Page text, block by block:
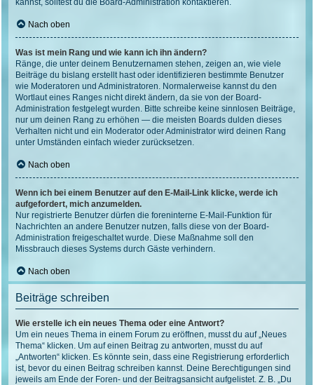
kannst, solltest du die Board-Administration kontaktieren.
Nach oben
Was ist mein Rang und wie kann ich ihn ändern?
Ränge, die unter deinem Benutzernamen stehen, zeigen an, wie viele
Beiträge du bislang erstellt hast oder identifizieren bestimmte Benutzer
wie Moderatoren und Administratoren. Normalerweise kannst du den
Wortlaut eines Ranges nicht direkt ändern, da sie von der Board-
Administration festgelegt wurden. Bitte schreibe keine sinnlosen Beiträge,
nur um deinen Rang zu erhöhen — die meisten Boards dulden dieses
Verhalten nicht und ein Moderator oder Administrator wird deinen Rang
unter Umständen einfach wieder zurücksetzen.
Nach oben
Wenn ich bei einem Benutzer auf den E-Mail-Link klicke, werde ich
aufgefordert, mich anzumelden.
Nur registrierte Benutzer dürfen die foreninterne E-Mail-Funktion für
Nachrichten an andere Benutzer nutzen, falls diese von der Board-
Administration freigeschaltet wurde. Diese Maßnahme soll den
Missbrauch dieses Systems durch Gäste verhindern.
Nach oben
Beiträge schreiben
Wie erstelle ich ein neues Thema oder eine Antwort?
Um ein neues Thema in einem Forum zu eröffnen, musst du auf „Neues
Thema“ klicken. Um auf einen Beitrag zu antworten, musst du auf
„Antworten“ klicken. Es könnte sein, dass eine Registrierung erforderlich
ist, bevor du einen Beitrag schreiben kannst. Deine Berechtigungen sind
jeweils am Ende der Foren- und der Beitragsansicht aufgelistet. Z. B. „Du